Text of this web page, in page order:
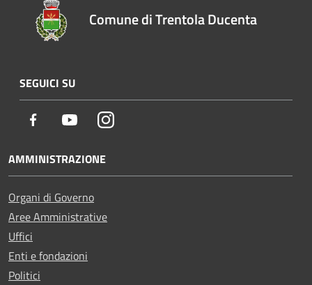
Comune di Trentola Ducenta
SEGUICI SU
Facebook YoutubeInstagram
AMMINISTRAZIONE
Organi di Governo
Aree Amministrative
Uffici
Enti e fondazioni
Politici